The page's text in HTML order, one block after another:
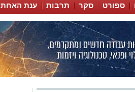
ספורט סקר תרבות ענת האחת